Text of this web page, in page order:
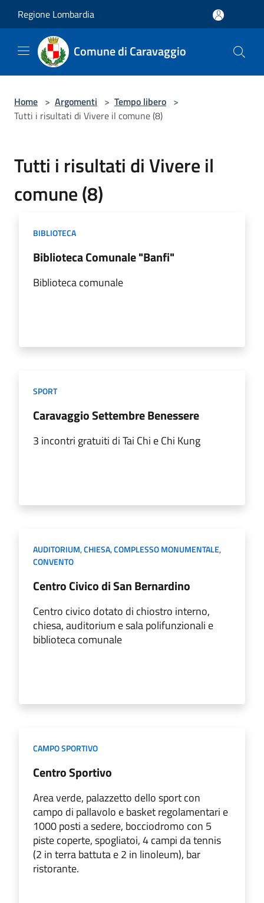
Regione Lombardia
Comune di Caravaggio
Home > Argomenti > Tempo libero >
Tutti i risultati di Vivere il comune (8)
Tutti i risultati di Vivere il
comune (8)
BIBLIOTECA
Biblioteca Comunale "Banfi"
Biblioteca comunale
SPORT
Caravaggio Settembre Benessere
3 incontri gratuiti di Tai Chi e Chi Kung
AUDITORIUM,CHIESA,COMPLESSO MONUMENTALE,
CONVENTO
Centro Civico di San Bernardino
Centro civico dotato di chiostro interno,
chiesa, auditorium e sala polifunzionali e
biblioteca comunale
CAMPO SPORTIVO
Centro Sportivo
Area verde, palazzetto dello sport con
campo di pallavolo e basket regolamentari e
1000 posti a sedere, bocciodromo con 5
piste coperte, spogliatoi, 4 campi da tennis
(2 in terra battuta e 2 in linoleum), bar
ristorante.